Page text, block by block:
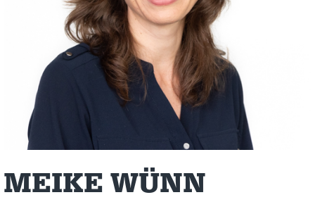
MEIKE WÜNN